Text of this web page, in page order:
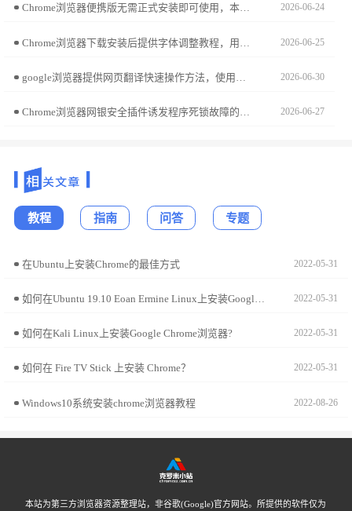
Chrome浏览器便携版无需正式安装即可使用，本文分享安装操作技巧和快速运行方法，让用户在不同设备上便捷使用浏览器。 2026-06-24
2026-06-25
2026-06-30
2026-06-27
教程 指南 问答 专题
在Ubuntu上安装Chrome的最佳方式 2022-05-31
2022-05-31
如何在Kali Linux上安装Google Chrome浏览器? 2022-05-31
如何在 Fire TV Stick 上安装 Chrome？ 2022-05-31
Windows10系统安装chrome浏览器教程 2022-08-26
本站为第三方浏览器资源整理站，非谷歌(Google)官方网站。所提供的软件仅为